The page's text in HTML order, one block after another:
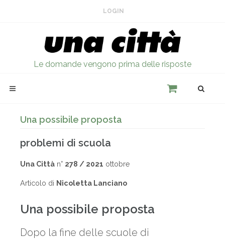
LOGIN
Le domande vengono prima delle risposte
Una possibile proposta
problemi di scuola
Una Città n° 278 / 2021 ottobre
Articolo di Nicoletta Lanciano
Una possibile proposta
Dopo la fine delle scuole di